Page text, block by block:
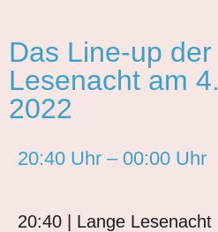
Das Line-up
Lesenacht am
2022
20:40 Uhr – 00:00 Uhr
20:40 | Lange Lesenacht